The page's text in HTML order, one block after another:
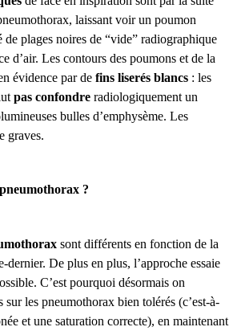
laissant voir un poumon
de plages noires de “vide” radiographique
d’air. Les contours des poumons et de la
évidence par de fins liserés blancs : les
pas confondre radiologiquement un
bulles d’emphysème. Les
graves.
?
sont différents en fonction de la
dernier. De plus en plus, l’approche essaie
C’est pourquoi désormais on
les pneumothorax bien tolérés (c’est-à-
et une saturation correcte), en maintenant